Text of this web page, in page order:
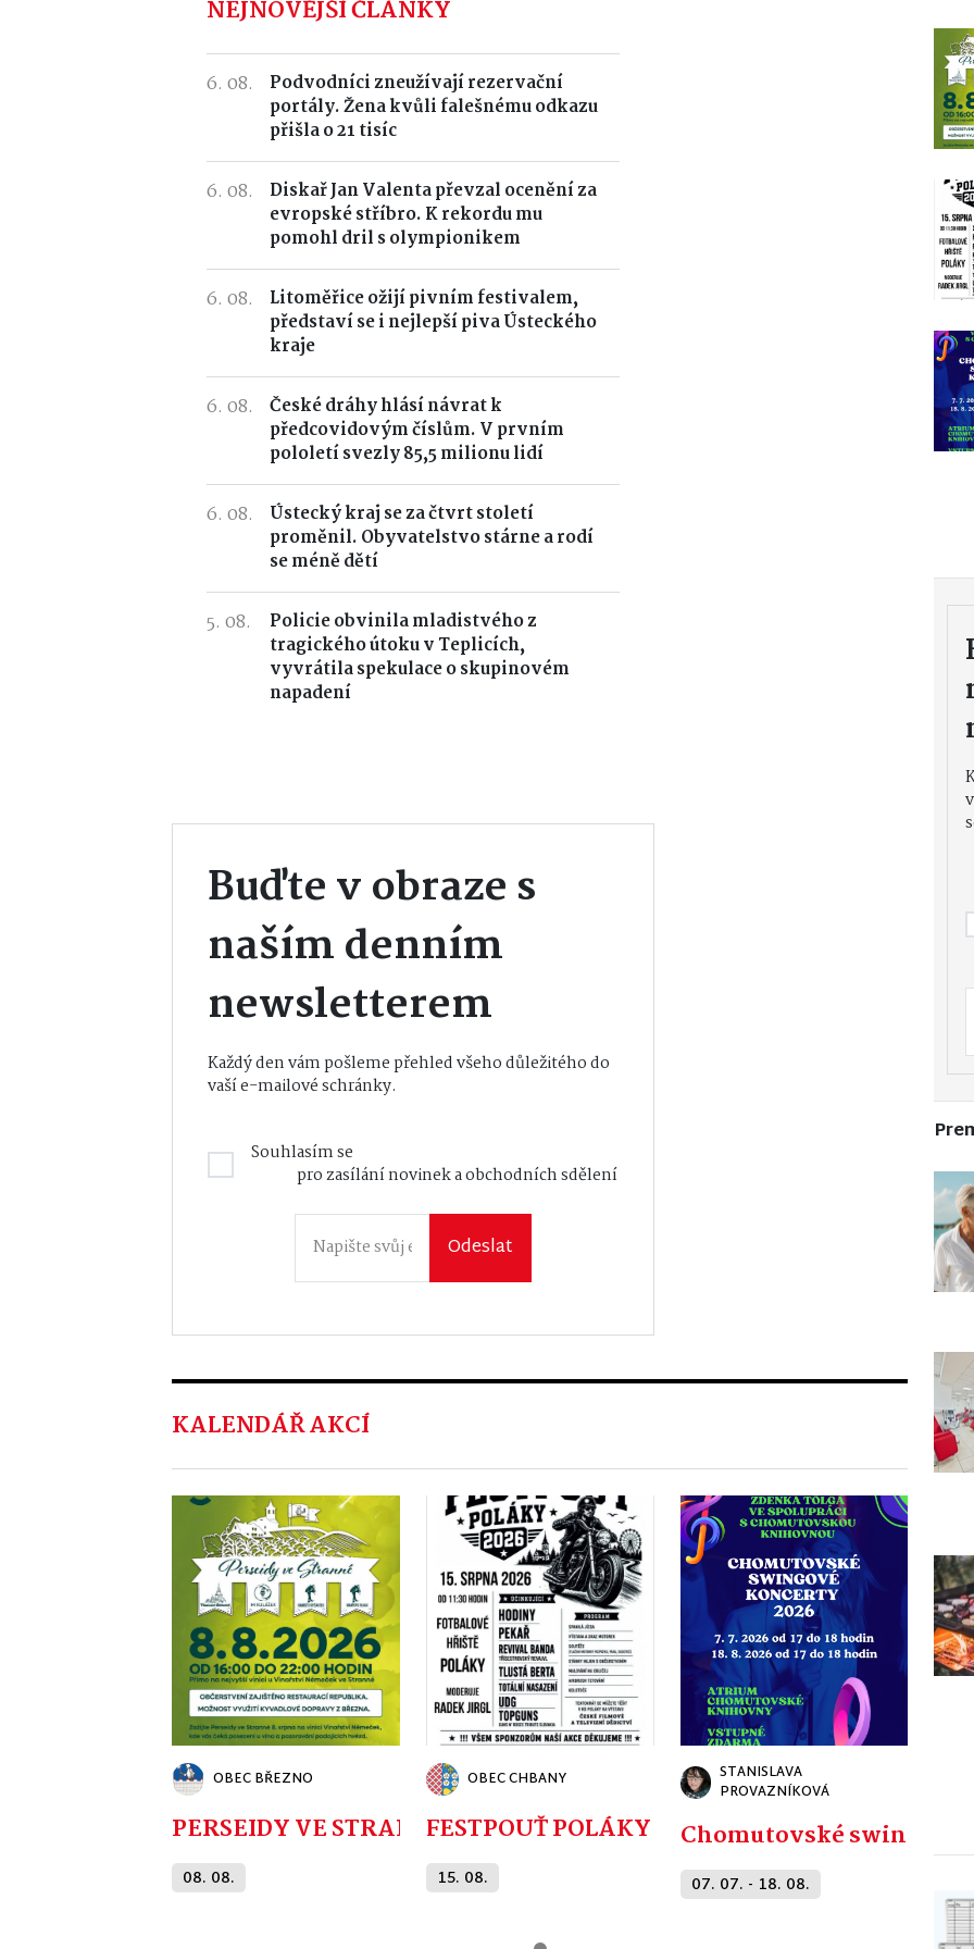
NEJNOVĚJŠÍ ČLÁNKY
6. 08.
Podvodníci zneužívají rezervační
portály. Žena kvůli falešnému odkazu
přišla o 21 tisíc
6. 08.
Diskař Jan Valenta převzal ocenění za
evropské stříbro. K rekordu mu
pomohl dril s olympionikem
6. 08.
Litoměřice ožijí pivním festivalem,
představí se i nejlepší piva Ústeckého
kraje
6. 08.
České dráhy hlásí návrat k
předcovidovým číslům. V prvním
pololetí svezly 85,5 milionu lidí
6. 08.
Ústecký kraj se za čtvrt století
proměnil. Obyvatelstvo stárne a rodí
se méně dětí
5. 08.
Policie obvinila mladistvého z
tragického útoku v Teplicích,
vyvrátila spekulace o skupinovém
napadení
Buďte v obraze s
naším denním
newsletterem
Každý den vám pošleme přehled všeho důležitého do
vaší e-mailové schránky.
Souhlasím se
pro zasílání novinek a obchodních sdělení
Odeslat
KALENDÁŘ AKCÍ
OBEC BŘEZNO
PERSEIDY VE STRANNÉ
08. 08.
OBEC CHBANY
FESTPOUŤ POLÁKY 2026
15. 08.
STANISLAVA
PROVAZNÍKOVÁ
Chomutovské swingové
07. 07. - 18. 08.